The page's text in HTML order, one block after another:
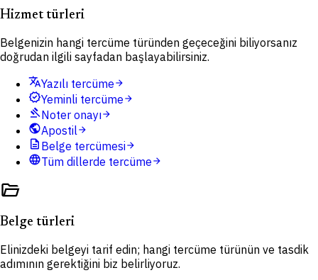
Hizmet türleri
Belgenizin hangi tercüme türünden geçeceğini biliyorsanız
doğrudan ilgili sayfadan başlayabilirsiniz.
translateYazılı tercümearrow_forward
verifiedYeminli tercümearrow_forward
gavelNoter onayıarrow_forward
publicApostilarrow_forward
description Belge tercümesiarrow_forward
languageTüm dillerde tercümearrow_forward
folder_open
Belge türleri
Elinizdeki belgeyi tarif edin; hangi tercüme türünün ve tasdik
adımının gerektiğini biz belirliyoruz.